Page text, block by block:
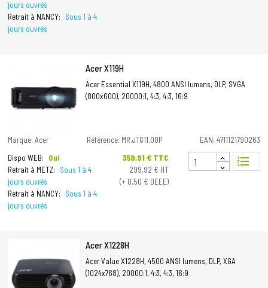
jours ouvrés
Retrait à NANCY:
Sous 1 à 4
jours ouvrés
Acer X119H
Acer Essential X119H, 4800 ANSI lumens, DLP, SVGA
(800x600), 20000:1, 4:3, 4:3, 16:9
Marque: Acer Référence: MR.JTG11.00P
EAN: 4711121790263
Dispo WEB:
Oui
Retrait à METZ:
Sous 1 à 4
jours ouvrés
Retrait à NANCY:
Sous 1 à 4
jours ouvrés
Prix
359,91 € TTC
299,92 € HT
(+ 0,50 € DEEE)
format_list_numbered
Acer X1228H
Acer Value X1228H, 4500 ANSI lumens, DLP, XGA
(1024x768), 20000:1, 4:3, 4:3, 16:9